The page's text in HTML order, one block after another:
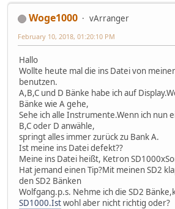
Woge1000
vArranger
February 10, 2018, 01:20:10 PM
Hallo
Wollte heute mal die ins Datei von
benutzen.
A,B,C und D Bänke habe ich auf
Bänke wie A gehe,
Sehe ich alle Instrumente.Wenn ich nun
B,C oder D anwähle,
springt alles immer zurück zu Bank A.
Ist meine ins Datei defekt??
Meine ins Datei heißt, Ketron
Hat jemand einen Tip?Mit meinen SD2
den SD2 Bänken
Wolfgang.p.s. Nehme ich die SD2
SD1000.Istwohl aber nicht richtig oder?